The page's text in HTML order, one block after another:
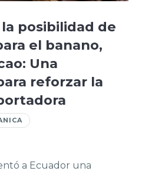
posibilidad de
el banano,
Una
reforzar la
a Ecuador una